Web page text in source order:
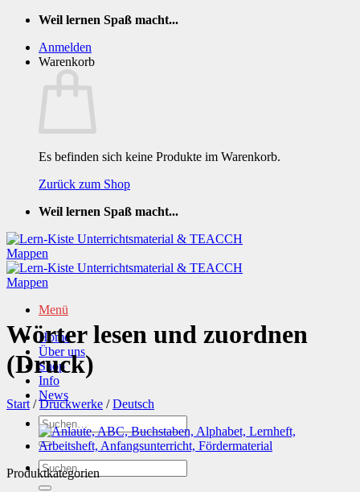
Zum
springen
Weil lernen Spaß macht...
Anmelden
Warenkorb
Es befinden sich keine Produkte im Warenkorb.
Zurück zum Shop
Weil lernen Spaß macht...
Menü
Home
Über uns
Shop
Info
News
Suchen
nach:
Suchen
nach:
Wörter lesen und zuordnen
(Druck)
Start / Druckwerke / Deutsch
Produktkategorien